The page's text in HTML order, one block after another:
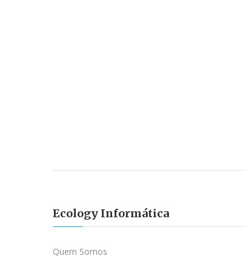
Ecology Informática
Quem Somos